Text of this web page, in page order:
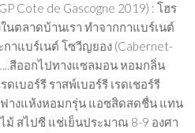
Cote de Gascogne 2019) : โฮร
นตลาดบ้านเรา ทำจากกาแบร์เนต์
กาแบร์เนต์ โซวีญยอง (Cabernet-
สีออกไปทางแซลมอน หอมกลิ่น
เบอร์รี ราสพ์เบอร์รี เรดเชอร์รี
ฟางแห้งหอมกรุ่น แอซสิดสดชื่น แทน
ม้ สไปซี แช่เย็นประมาณ 8-9 องศา